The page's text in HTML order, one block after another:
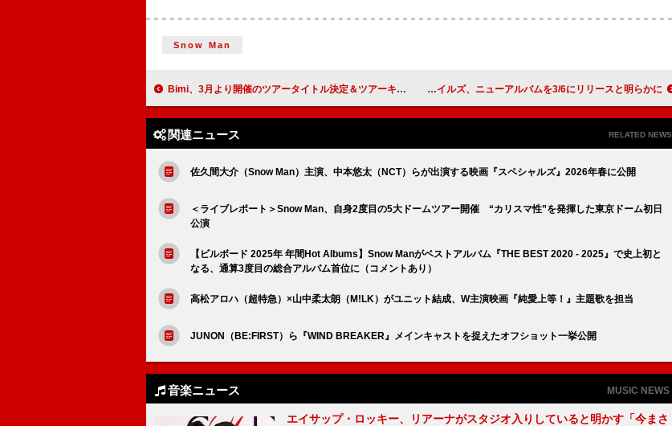
Snow Man
Bimi、3月より開催のツアータイトル決定＆ツアーキービジュアル、対バン発表 ハリー・スタイルズ、ニューアルバムを3/6にリリースと明らかに
関連ニュース RELATED NEWS
佐久間大介（Snow Man）主演、中本悠太（NCT）らが出演する映画『スペシャルズ』2026年春に公開
＜ライブレポート＞Snow Man、自身2度目の5大ドームツアー開催 “カリスマ性”を発揮した東京ドーム初日
公演
【ビルボード 2025年 年間Hot Albums】Snow Manがベストアルバム『THE BEST 2020 - 2025』で史上初と
なる、通算3度目の総合アルバム首位に（コメントあり）
高松アロハ（超特急）×山中柔太朗（M!LK）がユニット結成、W主演映画『純愛上等！』主題歌を担当
JUNON（BE:FIRST）ら『WIND BREAKER』メインキャストを捉えたオフショット一挙公開
音楽ニュース MUSIC NEWS
エイサップ・ロッキー、リアーナがスタジオ入りしていると明かす「今まさ